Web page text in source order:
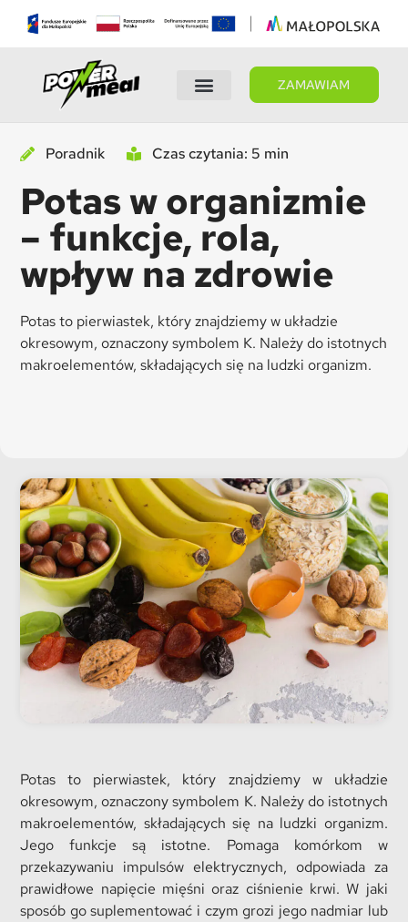
ZAMAWIAM
Poradnik Czas czytania: 5 min
Potas w organizmie
– funkcje, rola,
wpływ na zdrowie
Potas to pierwiastek, który znajdziemy w układzie
okresowym, oznaczony symbolem K. Należy do istotnych
makroelementów, składających się na ludzki organizm.
Potas to pierwiastek, który znajdziemy w układzie
okresowym, oznaczony symbolem K. Należy do istotnych
makroelementów, składających się na ludzki organizm.
Jego funkcje są istotne. Pomaga komórkom w
przekazywaniu impulsów elektrycznych, odpowiada za
prawidłowe napięcie mięśni oraz ciśnienie krwi. W jaki
sposób go suplementować i czym grozi jego nadmiar lub